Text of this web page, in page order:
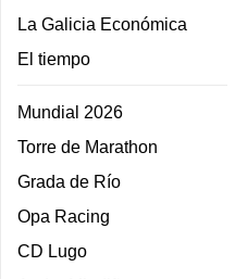
La Galicia Económica
El tiempo
Mundial 2026
Torre de Marathon
Grada de Río
Opa Racing
CD Lugo